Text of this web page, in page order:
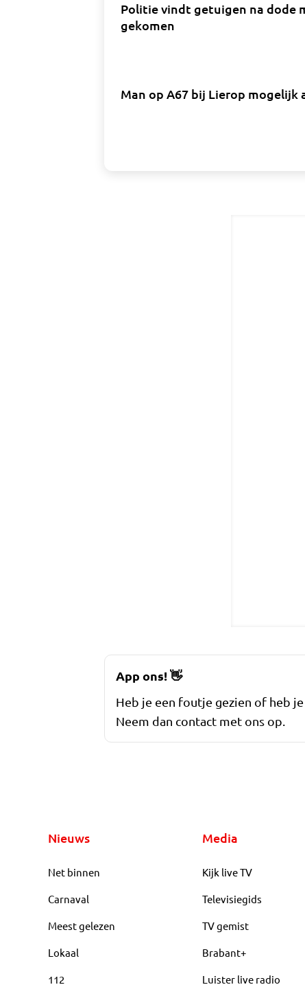
Politie vindt getuigen na dode
gekomen
Man op A67 bij Lierop mogelijk
App ons!👋
Heb je een foutje gezien of heb
Neem dan contact met ons op.
Nieuws
Net binnen
Carnaval
Meest gelezen
Lokaal
112
Media
Kijk live TV
Televisiegids
TV gemist
Brabant+
Luister live radio